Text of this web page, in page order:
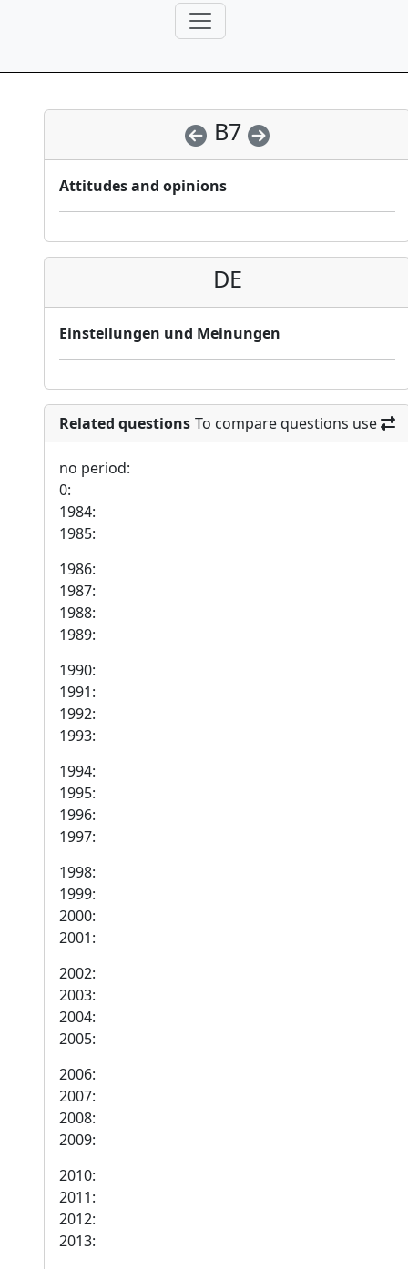
B7
Attitudes and opinions
DE
Einstellungen und Meinungen
Related questions To compare questions use
no period:
0:
1984:
1985:
1986:
1987:
1988:
1989:
1990:
1991:
1992:
1993:
1994:
1995:
1996:
1997:
1998:
1999:
2000:
2001:
2002:
2003:
2004:
2005:
2006:
2007:
2008:
2009:
2010:
2011:
2012:
2013: